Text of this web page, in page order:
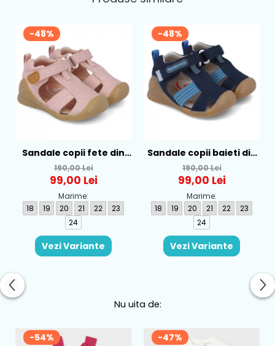
-48%
Sandale copii fete din
textil Biomecanics, Roz -
252181-B032
190,00 Lei
99,00 Lei
Marime:
18
19 20 21 22
23
24
Vezi Variante
-48%
Sandale copii baieti din
textil Biomecanics,
Albastru - 252175-A089
190,00 Lei
99,00 Lei
Marime:
18
19 20 21 22
23
24
Vezi Variante
Nu uita de:
-54% -47%